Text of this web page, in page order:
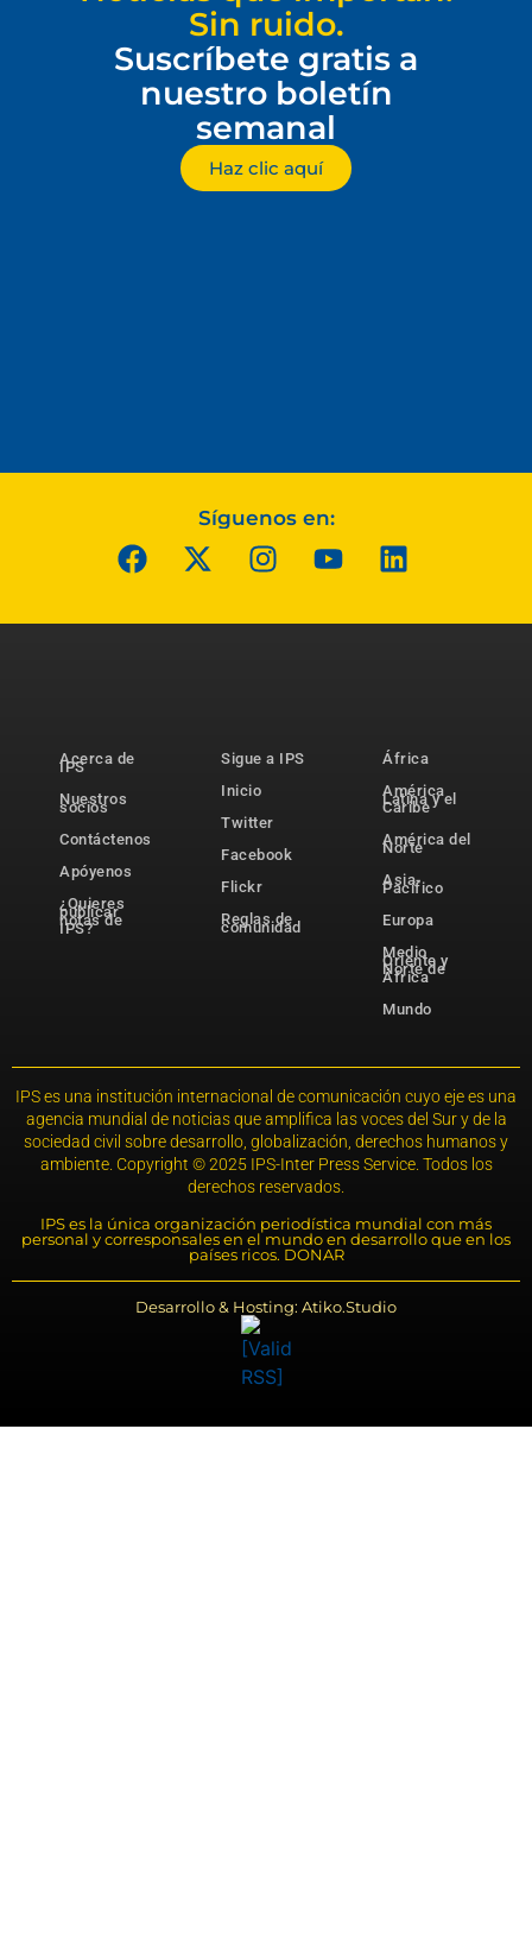
Sin ruido.
Suscríbete gratis a
nuestro boletín
semanal
Haz clic aquí
Síguenos en:
Acerca de
IPS
Nuestros
socios
Contáctenos
Apóyenos
¿Quieres
publicar
notas de
IPS?
Sigue a IPS
Inicio
Twitter
Facebook
Flickr
Reglas de
comunidad
África
América
Latina y el
Caribe
América del
Norte
Asia-
Pacífico
Europa
Medio
Oriente y
Norte de
África
Mundo
IPS es una institución internacional de comunicación cuyo eje es una
agencia mundial de noticias que amplifica las voces del Sur y de la
sociedad civil sobre desarrollo, globalización, derechos humanos y
ambiente. Copyright © 2025 IPS-Inter Press Service. Todos los
derechos reservados.
IPS es la única organización periodística mundial con más
personal y corresponsales en el mundo en desarrollo que en los
países ricos. DONAR
Desarrollo & Hosting: Atiko.Studio